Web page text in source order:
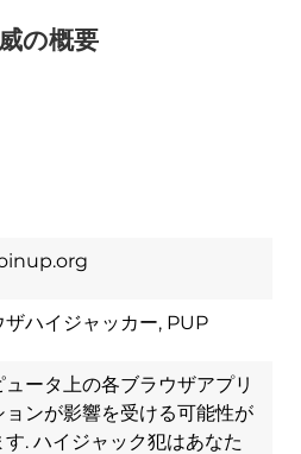
の概要
ザハイジャッカー, PUP
ュータ上の各ブラウザアプリ
ョンが影響を受ける可能性が
す. ハイジャック犯はあなた